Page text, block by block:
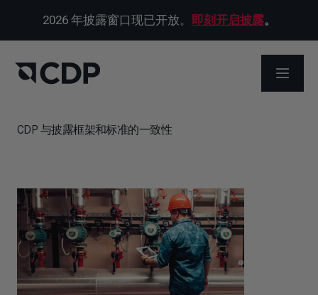
2026 年披露窗口现已开放。 即刻开启披露。
打开菜单
CDP 与披露框架和标准的一致性